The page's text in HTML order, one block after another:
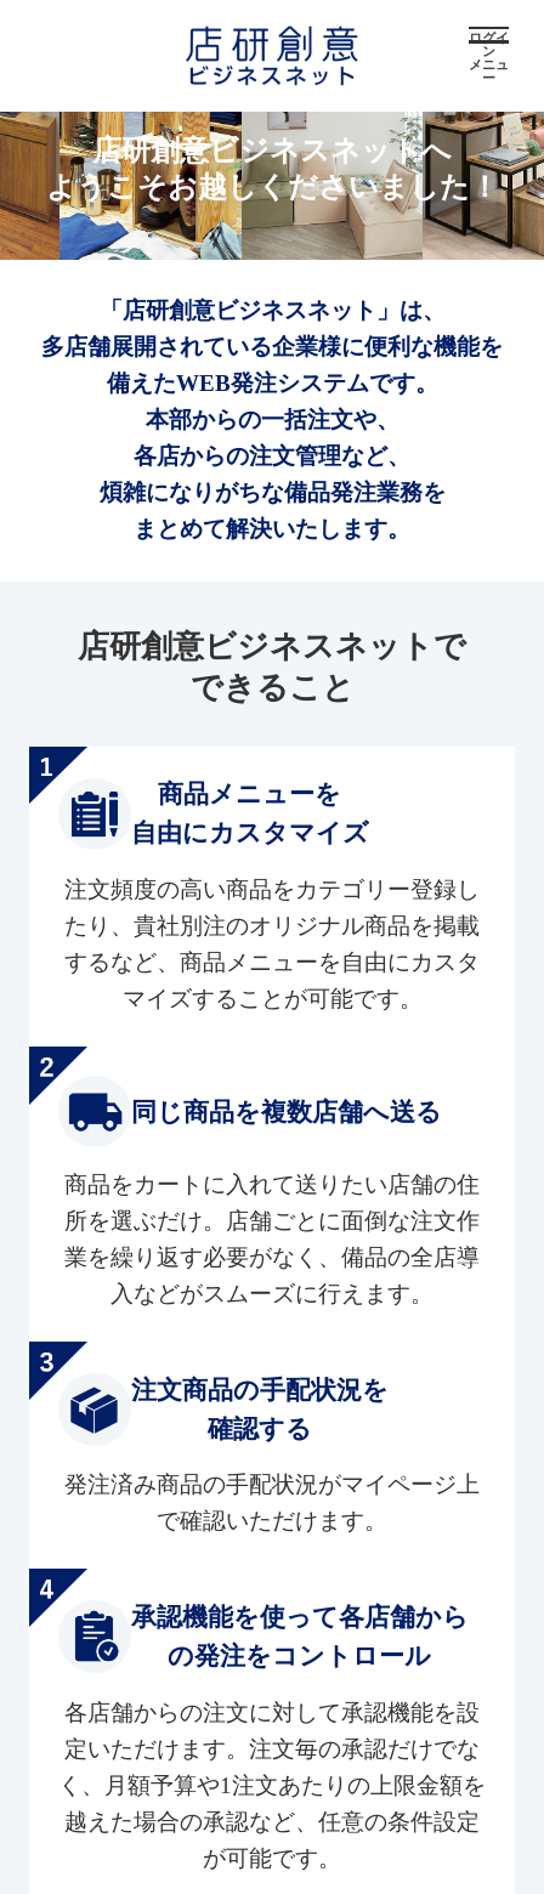
ログイ
ン
メニュ
ー
店研創意ビジネスネットへ
ようこそお越しくださいました！
「店研創意ビジネスネット」は、
多店舗展開されている企業様に便利な機能を
備えたWEB発注システムです。
本部からの一括注文や、
各店からの注文管理など、
煩雑になりがちな備品発注業務を
まとめて解決いたします。
店研創意ビジネスネットで
できること
商品メニューを
自由にカスタマイズ
注文頻度の高い商品をカテゴリー登録し
たり、貴社別注のオリジナル商品を掲載
するなど、商品メニューを自由にカスタ
マイズすることが可能です。
同じ商品を複数店舗へ送る
商品をカートに入れて送りたい店舗の住
所を選ぶだけ。店舗ごとに面倒な注文作
業を繰り返す必要がなく、備品の全店導
入などがスムーズに行えます。
注文商品の手配状況を
確認する
発注済み商品の手配状況がマイページ上
で確認いただけます。
承認機能を使って各店舗から
の発注をコントロール
各店舗からの注文に対して承認機能を設
定いただけます。注文毎の承認だけでな
く、月額予算や1注文あたりの上限金額を
越えた場合の承認など、任意の条件設定
が可能です。